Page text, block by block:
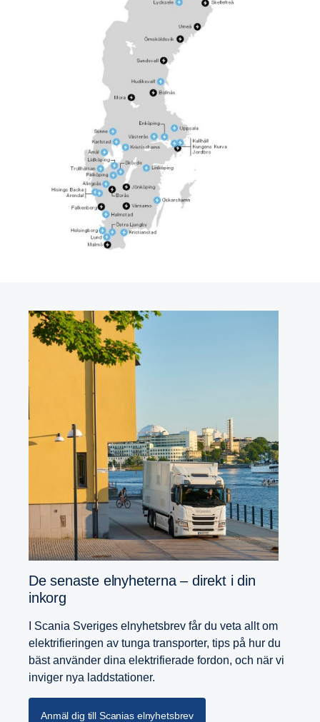
De senaste elnyhe­terna – direkt i din
inkorg
I Scania Sveriges elnyhetsbrev får du veta allt om
elektrifieringen av tunga transporter, tips på hur du
bäst använder dina elektrifierade fordon, och när vi
inviger nya laddstationer.
Anmäl dig till Scanias elnyhetsbrev